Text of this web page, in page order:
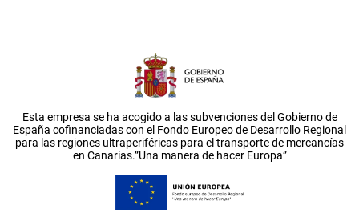
Esta empresa se ha acogido a las subvenciones del Gobierno de
España cofinanciadas con el Fondo Europeo de Desarrollo Regional
para las regiones ultraperiféricas para el transporte de mercancías
en Canarias.”Una manera de hacer Europa”